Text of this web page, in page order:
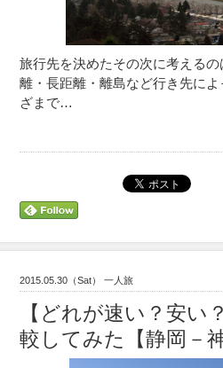
旅行先を決めたその次に考える
離・長距離・離島など行き先に
ざまで…
2015.05.30（Sat） 一人旅
【どれが速い？安い
較してみた【静岡－